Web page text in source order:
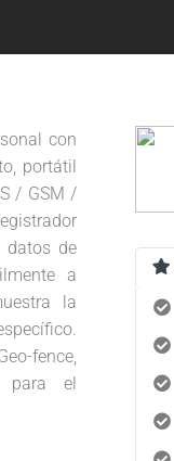
con
portátil
/ GSM /
datos de
a
la
fence,
para el